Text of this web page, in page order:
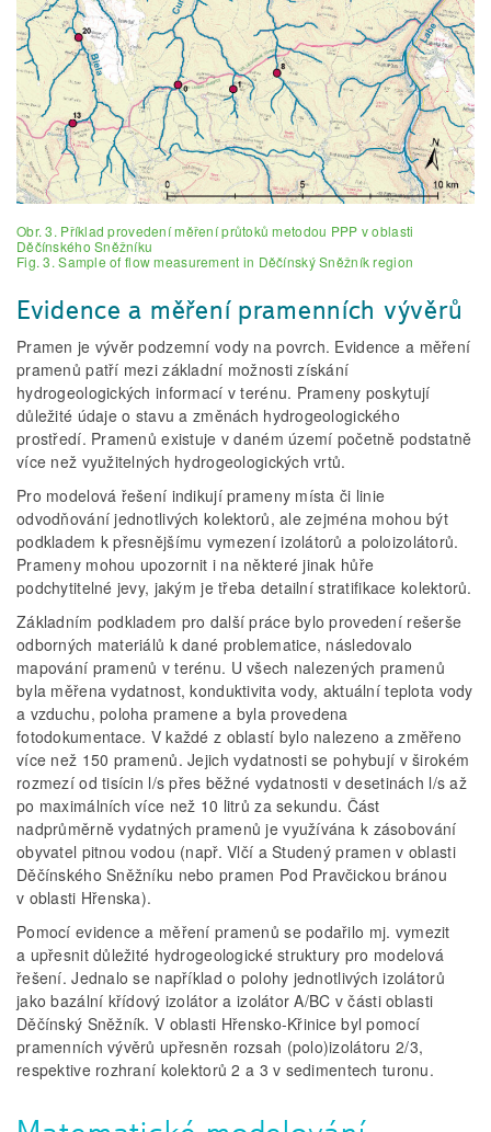
Obr. 3. Příklad provedení měření průtoků metodou PPP v oblasti
Děčínského Sněžníku
Fig. 3. Sample of flow measurement in Děčínský Sněžník region
Evidence a měření pramenních vývěrů
Pramen je vývěr podzemní vody na povrch. Evidence a měření
pramenů patří mezi základní možnosti získání
hydrogeologických informací v terénu. Prameny poskytují
důležité údaje o stavu a změnách hydrogeologického
prostředí. Pramenů existuje v daném území početně podstatně
více než využitelných hydrogeologických vrtů.
Pro modelová řešení indikují prameny místa či linie
odvodňování jednotlivých kolektorů, ale zejména mohou být
podkladem k přesnějšímu vymezení izolátorů a poloizolátorů.
Prameny mohou upozornit i na některé jinak hůře
podchytitelné jevy, jakým je třeba detailní stratifikace kolektorů.
Základním podkladem pro další práce bylo provedení rešerše
odborných materiálů k dané problematice, následovalo
mapování pramenů v terénu. U všech nalezených pramenů
byla měřena vydatnost, konduktivita vody, aktuální teplota vody
a vzduchu, poloha pramene a byla provedena
fotodokumentace. V každé z oblastí bylo nalezeno a změřeno
více než 150 pramenů. Jejich vydatnosti se pohybují v širokém
rozmezí od tisícin l/s přes běžné vydatnosti v desetinách l/s až
po maximálních více než 10 litrů za sekundu. Část
nadprůměrně vydatných pramenů je využívána k zásobování
obyvatel pitnou vodou (např. Vlčí a Studený pramen v oblasti
Děčínského Sněžníku nebo pramen Pod Pravčickou bránou
v oblasti Hřenska).
Pomocí evidence a měření pramenů se podařilo mj. vymezit
a upřesnit důležité hydrogeologické struktury pro modelová
řešení. Jednalo se například o polohy jednotlivých izolátorů
jako bazální křídový izolátor a izolátor A/BC v části oblasti
Děčínský Sněžník. V oblasti Hřensko-Křinice byl pomocí
pramenních vývěrů upřesněn rozsah (polo)izolátoru 2/3,
respektive rozhraní kolektorů 2 a 3 v sedimentech turonu.